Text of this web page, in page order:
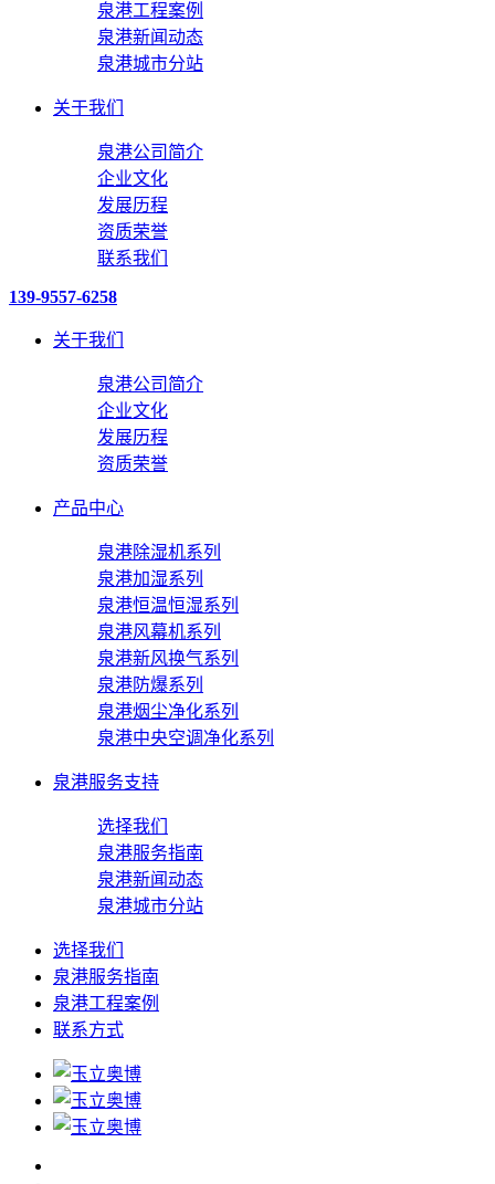
泉港工程案例
泉港新闻动态
泉港城市分站
关于我们
泉港公司简介
企业文化
发展历程
资质荣誉
联系我们
139-9557-6258
关于我们
泉港公司简介
企业文化
发展历程
资质荣誉
产品中心
泉港除湿机系列
泉港加湿系列
泉港恒温恒湿系列
泉港风幕机系列
泉港新风换气系列
泉港防爆系列
泉港烟尘净化系列
泉港中央空调净化系列
泉港服务支持
选择我们
泉港服务指南
泉港新闻动态
泉港城市分站
选择我们
泉港服务指南
泉港工程案例
联系方式